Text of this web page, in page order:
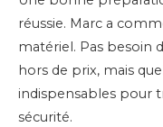
réussie. Marc a
matériel. Pas besoin
hors de prix, mais
indispensables pour
sécurité.